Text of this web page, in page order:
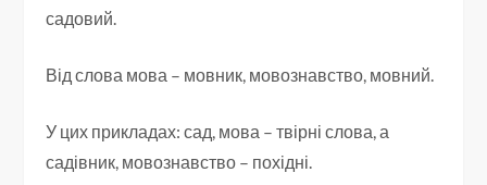
садовий.
Від слова мова – мовник, мовознавство, мовний.
У цих прикладах: сад, мова – твірні слова, а
садівник, мовознавство – похідні.